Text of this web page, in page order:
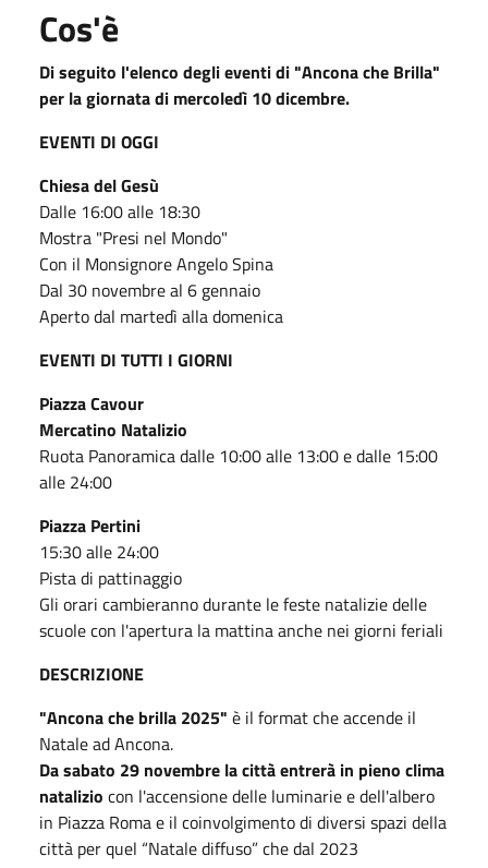
Cos'è
Di seguito l'elenco degli eventi di "Ancona che Brilla"
per la giornata di mercoledì 10 dicembre.
EVENTI DI OGGI
Chiesa del Gesù
Dalle 16:00 alle 18:30
Mostra "Presi nel Mondo"
Con il Monsignore Angelo Spina
Dal 30 novembre al 6 gennaio
Aperto dal martedì alla domenica
EVENTI DI TUTTI I GIORNI
Piazza Cavour
Mercatino Natalizio
Ruota Panoramica dalle 10:00 alle 13:00 e dalle 15:00
alle 24:00
Piazza Pertini
15:30 alle 24:00
Pista di pattinaggio
Gli orari cambieranno durante le feste natalizie delle
scuole con l'apertura la mattina anche nei giorni feriali
DESCRIZIONE
"Ancona che brilla 2025" è il format che accende il
Natale ad Ancona.
Da sabato 29 novembre la città entrerà in pieno clima
natalizio con l'accensione delle luminarie e dell'albero
in Piazza Roma e il coinvolgimento di diversi spazi della
città per quel “Natale diffuso” che dal 2023